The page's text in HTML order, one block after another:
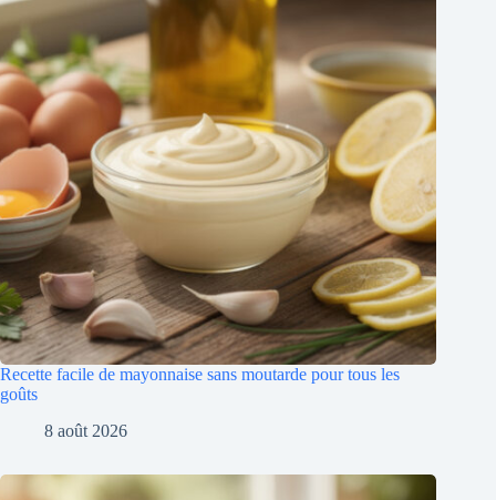
Recette facile de mayonnaise sans moutarde pour tous les
goûts
8 août 2026